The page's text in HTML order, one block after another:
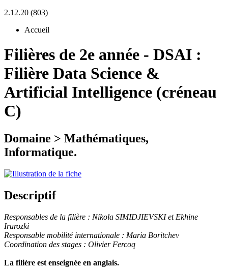
2.12.20 (803)
Accueil
Filières de 2e année - DSAI :
Filière Data Science &
Artificial Intelligence (créneau
C)
Domaine > Mathématiques,
Informatique.
Descriptif
Responsables de la filière : Nikola SIMIDJIEVSKI et Ekhine
Irurozki
Responsable mobilité internationale : Maria Boritchev
Coordination des stages : Olivier Fercoq
La filière est enseignée en anglais.